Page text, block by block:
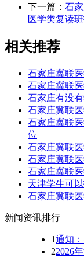
下一篇： 石
医学类复读
相关推荐
石家庄冀联
石家庄冀联
石家庄有没
石家庄冀联
石家庄冀联
位
石家庄冀联
石家庄冀联
石家庄冀联
天津学生可
石家庄冀联
新闻资讯排行
1通知
22026